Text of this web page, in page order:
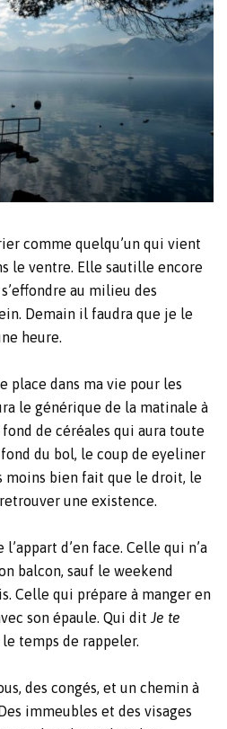
comme quelqu’un qui vient
le ventre. Elle sautille encore
au milieu des
Demain il faudra que je le
heure.
place dans ma vie pour les
le générique de la matinale à
de céréales qui aura toute
du bol, le coup de eyeliner
moins bien fait que le droit, le
une existence.
d’en face. Celle qui n’a
balcon, sauf le weekend
Celle qui prépare à manger en
son épaule. Qui dit Je te
le temps de rappeler.
des congés, et un chemin à
immeubles et des visages